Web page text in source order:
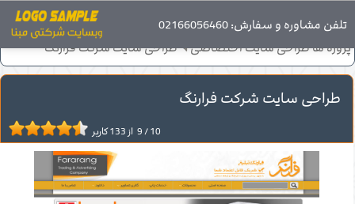
صفحه اصلی
پروژه های طراحی سایت
پروژه ها طراحی سایت اختصاصی
طراحی سایت شرکت فرارنگ
طراحی سایت شرکت فرارنگ
9/10 از 133کاربر
تلفن مشاوره و سفارش: 02166056460